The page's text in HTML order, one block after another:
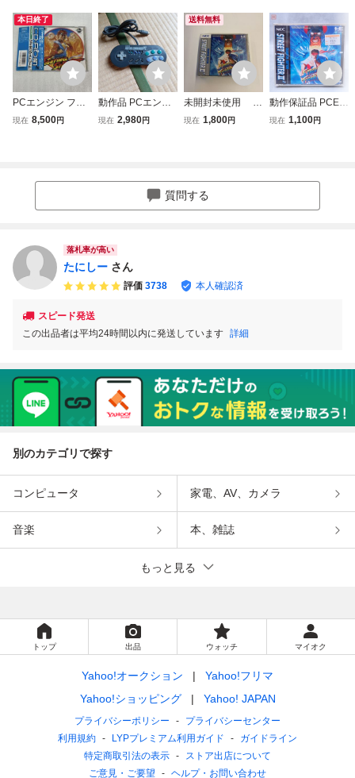
本日終了
PCエンジン ファ
イティングストリ
現在 8,500円
動作品 PCエンジ
ン HORI ファイテ
現在 2,980円
送料無料
未開封未使用 P
Cエンジン HuCA
現在 1,800円
動作保証品 PCE P
Cエンジン PCE ス
現在 1,100円
質問する
落札率が高い
たにしー さん
評価 3738 本人確認済
スピード発送
この出品者は平均24時間以内に発送しています 詳細
別のカテゴリで探す
コンピュータ 家電、AV、カメラ
音楽 本、雑誌
もっと見る
トップ 出品 ウォッチ マイオク
Yahoo!オークション
Yahoo!フリマ
Yahoo!ショッピング
Yahoo! JAPAN
プライバシーポリシー
プライバシーセンター
利用規約
LYPプレミアム利用ガイド
ガイドライン
特定商取引法の表示
ストア出店について
ご意見・ご要望
ヘルプ・お問い合わせ